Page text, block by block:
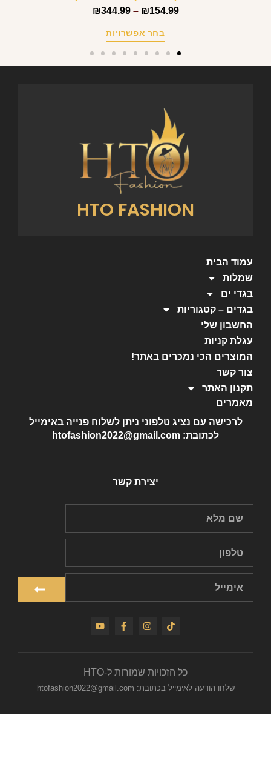
₪154.99
–
₪344.99
בחר אפשרויות
HTO FASHION
עמוד הבית
שמלות
בגדי ים
בגדים – קטגוריות
החשבון שלי
עגלת קניות
המוצרים הכי נמכרים באתר!
צור קשר
תקנון האתר
מאמרים
לרכישה עם נציג טלפוני ניתן לשלוח פנייה באימייל
לכתובת: htofashion2022@gmail.com
יצירת קשר
כל הזכויות שמורות ל-HTO
שלחו הודעה לאימייל בכתובת: htofashion2022@gmail.com